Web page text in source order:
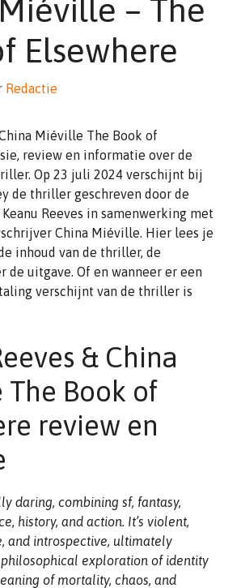
– The
Elsewhere
Redactie
Miéville The Book of
review en informatie over de
Op 23 juli 2024 verschijnt bij
de thriller geschreven door de
Reeves in samenwerking met
China Miéville. Hier lees je
inhoud van de thriller, de
de uitgave. Of en wanneer er een
verschijnt van de thriller is
& China
Book of
review en
daring, combining sf, fantasy,
history, and action. It’s violent,
and introspective, ultimately
exploration of identity
of mortality, chaos, and